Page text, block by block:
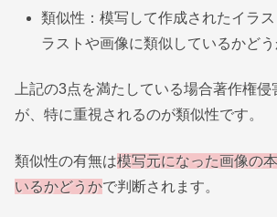
類似性：模写して作成されたイラ
ラストや画像に類似しているかど
上記の3点を満たしている場合著作権侵
が、特に重視されるのが類似性です。
類似性の有無は模写元になった画像の
いるかどうかで判断されます。